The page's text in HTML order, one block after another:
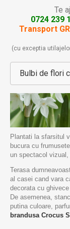
Te
0724 239
Transport
(cu exceptia
Bulbi de flori
Plantati la sfarsitul
bucura cu
un spectacol
Terasa
al casei cand vara
decorata cu
De asemenea,
putina culoare,
brandusa Crocus